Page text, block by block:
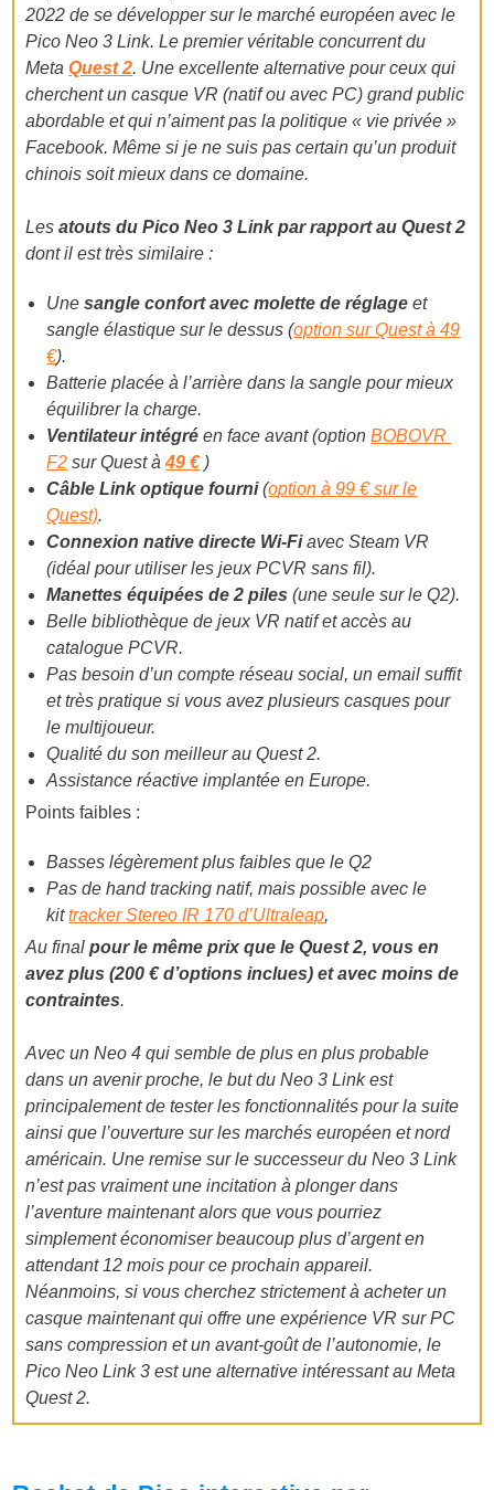
2022 de se développer sur le marché européen avec le
Pico Neo 3 Link. Le premier véritable concurrent du
MetaQuest 2. Une excellente alternative pour ceux qui
cherchent un casque VR (natif ou avec PC) grand public
abordable et qui n’aiment pas la politique « vie privée »
Facebook. Même si je ne suis pas certain qu’un produit
chinois soit mieux dans ce domaine.
Lesatouts du Pico Neo 3 Link par rapport au Quest 2
dont il est très similaire :
Unesangle confort avec molette de réglage et
sangle élastique sur le dessus (option sur Quest à 49
€).
Batterie placée à l’arrière dans la sangle pour mieux
équilibrer la charge.
Ventilateur intégré en face avant (optionBOBOVR
F2 sur Quest à49 € )
Câble Link optique fourni(option à 99 € sur le
Quest).
Connexion native directe Wi-Fiavec Steam VR
(idéal pour utiliser les jeux PCVR sans fil).
Manettes équipées de 2 piles (une seule sur le Q2).
Belle bibliothèque de jeux VR natif et accès au
catalogue PCVR.
Pas besoin d’un compte réseau social, un email suffit
et très pratique si vous avez plusieurs casques pour
le multijoueur.
Qualité du son meilleur au Quest 2.
Assistance réactive implantée en Europe.
Points faibles :
Basses légèrement plus faibles que le Q2
Pas de hand tracking natif, mais possible avec le
kittracker Stereo IR 170 d’Ultraleap,
Au finalpour le même prix que le Quest 2, vous en
avez plus (200 € d’options inclues) et avec moins de
contraintes.
Avec un Neo 4 qui semble de plus en plus probable
dans un avenir proche, le but du Neo 3 Link est
principalement de tester les fonctionnalités pour la suite
ainsi que l’ouverture sur les marchés européen et nord
américain. Une remise sur le successeur du Neo 3 Link
n’est pas vraiment une incitation à plonger dans
l’aventure maintenant alors que vous pourriez
simplement économiser beaucoup plus d’argent en
attendant 12 mois pour ce prochain appareil.
Néanmoins, si vous cherchez strictement à acheter un
casque maintenant qui offre une expérience VR sur PC
sans compression et un avant-goût de l’autonomie, le
Pico Neo Link 3 est une alternative intéressant au Meta
Quest 2.